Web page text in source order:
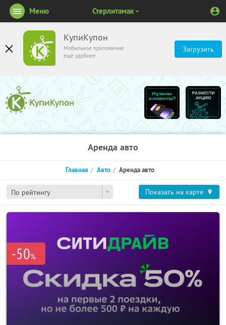
КупиКупон
Мобильное приложение
ещё удобнее
Загрузить
Меню Стерлитамак
Аренда авто
По рейтингу
Главная Авто Аренда авто
Показать на карте
-50%